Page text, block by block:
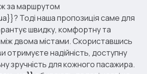
за маршрутом
Тоді наша пропозиція саме для
швидку, комфортну та
двома містами. Скориставшись
отримуєте надійність, доступну
зручність для кожного пасажира.